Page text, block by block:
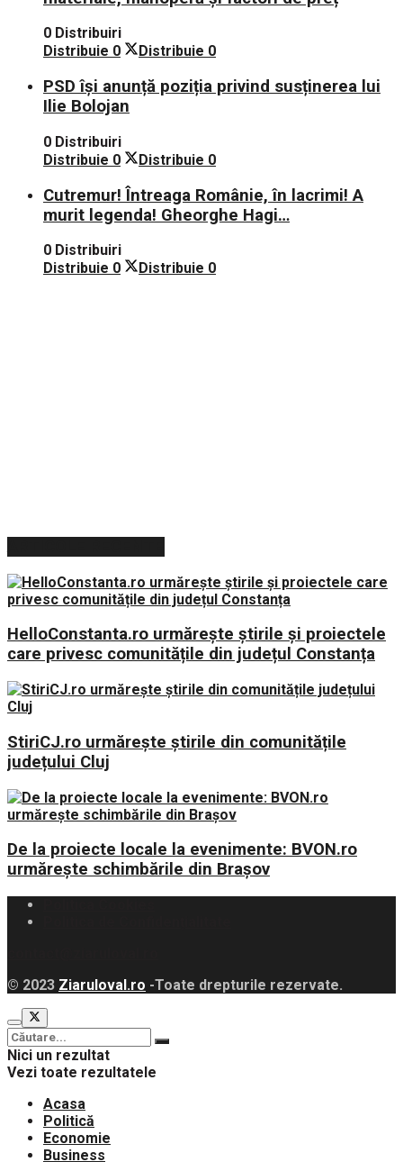
0 Distribuiri
Distribuie 0 Distribuie 0
PSD își anunță poziția privind susținerea lui
Ilie Bolojan
0 Distribuiri
Distribuie 0 Distribuie 0
Cutremur! Întreaga Românie, în lacrimi! A
murit legenda! Gheorghe Hagi…
0 Distribuiri
Distribuie 0 Distribuie 0
HelloConstanta.ro urmărește știrile și proiectele
care privesc comunitățile din județul Constanța
StiriCJ.ro urmărește știrile din comunitățile
județului Cluj
De la proiecte locale la evenimente: BVON.ro
urmărește schimbările din Brașov
© 2023 Ziaruloval.ro -Toate drepturile rezervate.
Nici un rezultat
Vezi toate rezultatele
Acasa
Politică
Economie
Business